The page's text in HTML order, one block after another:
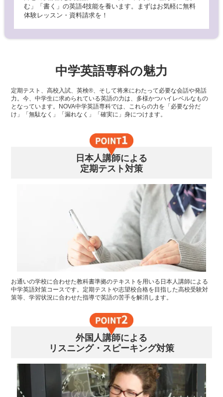
む」「書く」の英語4技能を養います。まずはお気軽に無料
体験レッスン・資料請求を！
中学英語専科の魅力
定期テスト、高校入試、英検®、そして将来にわたって必要な会話や発話
力。今、中学生に求められている英語の力は、多様かつハイレベルなもの
となっています。NOVA中学英語専科では、これらの力を「必要な分だ
け」「無駄なく」「漏れなく」「確実に」身につけます。
日本人講師による
定期テスト対策
お通いの学校に合わせた教科書準拠のテキストを用いる日本人講師による
中学英語対策コースです。定期テストや志望校合格を目指した高校受験対
策等、学習状況に合わせた指導で英語の苦手を解消します。
外国人講師による
リスニング・スピーキング対策